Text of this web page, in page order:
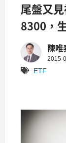
尾盤又
8300，
只有“她
陳唯
2015-
ETF